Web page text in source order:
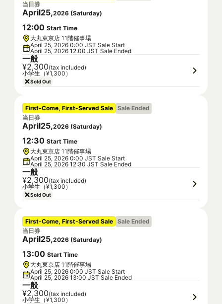
当日券
April25,2026 (Saturday)
12:00 Start Time
大丸東京店 11階催事場
April 25, 2026 0:00 JST Sale Start
April 25, 2026 12:00 JST Sale Ended
一般
¥2,300(tax included)
小学生（¥1,300）
Sold Out
First-Come, First-Served Sale Sale Ended
当日券
April25,2026 (Saturday)
12:30 Start Time
大丸東京店 11階催事場
April 25, 2026 0:00 JST Sale Start
April 25, 2026 12:30 JST Sale Ended
一般
¥2,300(tax included)
小学生（¥1,300）
Sold Out
First-Come, First-Served Sale Sale Ended
当日券
April25,2026 (Saturday)
13:00 Start Time
大丸東京店 11階催事場
April 25, 2026 0:00 JST Sale Start
April 25, 2026 13:00 JST Sale Ended
一般
¥2,300(tax included)
小学生（¥1,300）